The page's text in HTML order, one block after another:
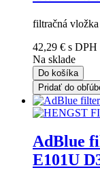
filtračná
42,29 € s DPH
Na sklade
Do košíka
Pridať do
AdBlue
E101U